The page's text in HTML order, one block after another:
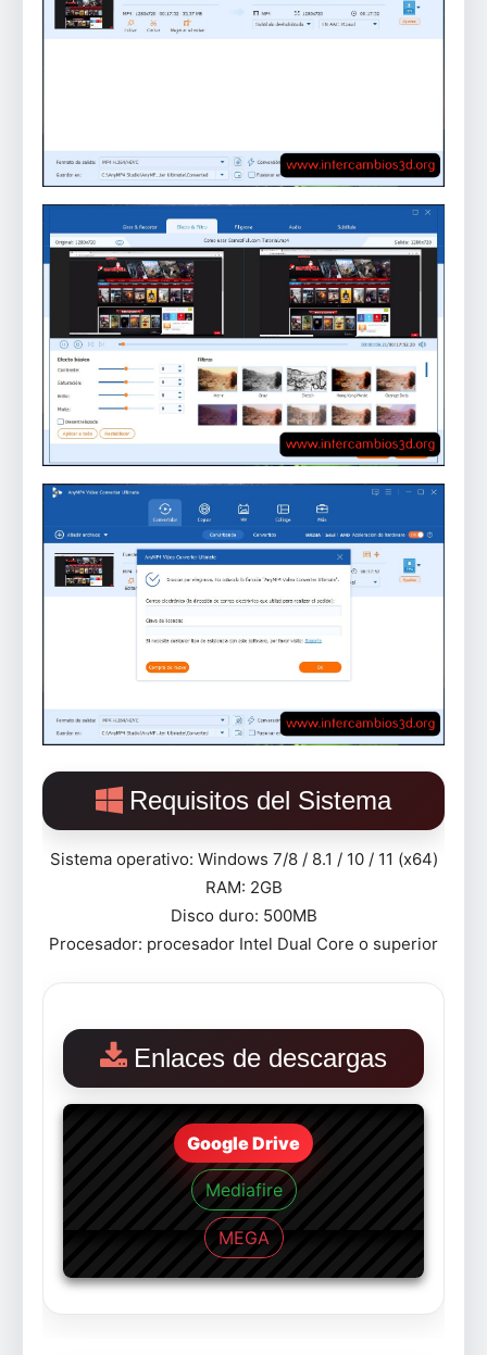
Requisitos del Sistema
Sistema operativo: Windows 7/8 / 8.1 / 10 / 11 (x64)
RAM: 2GB
Disco duro: 500MB
Procesador: procesador Intel Dual Core o superior
Enlaces de descargas
Google Drive
Mediafire
MEGA